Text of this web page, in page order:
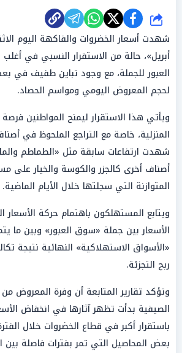
شارك
أبريل»، حالة من الاستقرار النسبي في
العبور للجملة، مع وجود تباين طفيف في
لحجم المعروض اليومي ومواسم الحصاد.
ويأتي هذا الاستقرار ليمنح المواطنين
المنزلية، خاصة مع التراجع الملحوظ في
شهدت ارتفاعات سابقة مثل «الطماطم
أصناف أخرى كالجزر والكوسة والخيار على
المتوازنة التي سجلتها خلال الأيام الماضية.
ويتابع المستهلكون باهتمام حركة الأسعار
الأسعار بين جملة «سوق العبور» وبين ما
«الأسواق الاستهلاكية» النهائية نتيجة
ربح التجزئة.
وتؤكد تقارير المتابعة أن وفرة المعروض
الصيفية بدأت تظهر آثارها في انخفاض
باستقرار أكبر في قطاع الخضروات خلال
بعض المحاصيل التي تمر بفترات فاصلة بين